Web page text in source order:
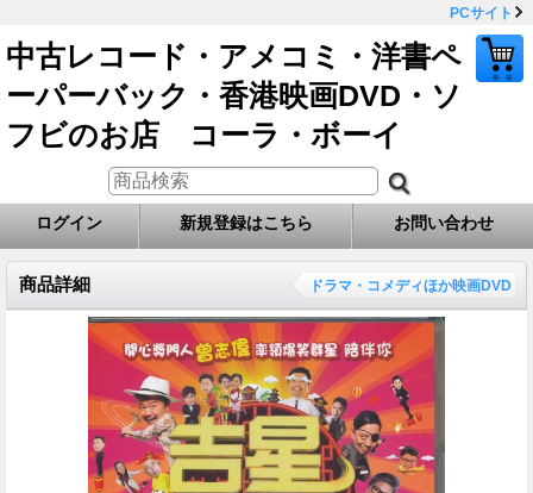
PCサイト
中古レコード・アメコミ・洋書ペ
ーパーバック・香港映画DVD・ソ
フビのお店 コーラ・ボーイ
ログイン 新規登録はこちら お問い合わせ
商品詳細 ドラマ・コメディほか映画DVD